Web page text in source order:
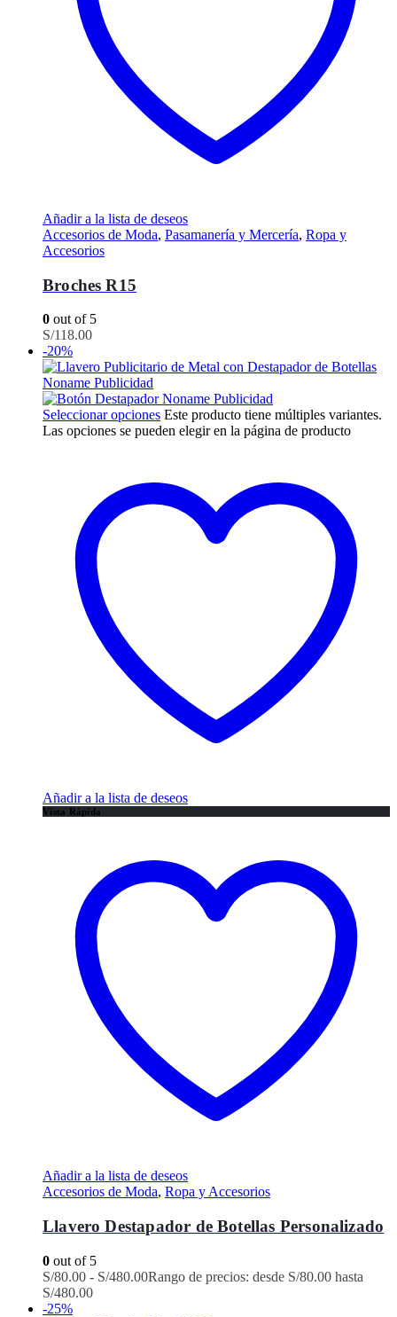
Añadir a la lista de deseos
Accesorios de Moda, Pasamanería y Mercería, Ropa y
Accesorios
Broches R15
0 out of 5
S/118.00
-20%
Seleccionar opciones Este producto tiene múltiples variantes.
Las opciones se pueden elegir en la página de producto
Añadir a la lista de deseos
Vista Rápida
Añadir a la lista de deseos
Accesorios de Moda, Ropa y Accesorios
Llavero Destapador de Botellas Personalizado
0 out of 5
S/80.00 - S/480.00Rango de precios: desde S/80.00 hasta
S/480.00
-25%